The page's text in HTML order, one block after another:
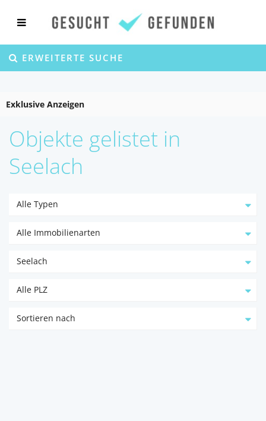
ERWEITERTE SUCHE
Exklusive Anzeigen
Objekte gelistet in
Seelach
Alle Typen
Alle Immobilienarten
Seelach
Alle PLZ
Sortieren nach